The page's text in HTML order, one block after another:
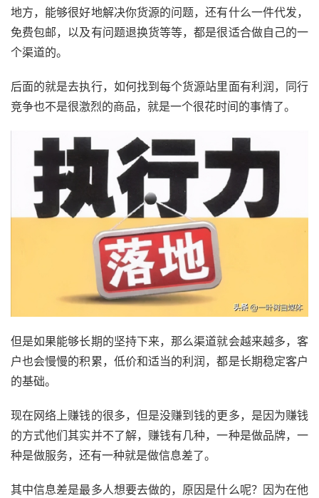
地方，能够很好地解决你货源的问题，还有什么一件代发，
免费包邮，以及有问题退换货等等，都是很适合做自己的一
个渠道的。
后面的就是去执行，如何找到每个货源站里面有利润，同行
竞争也不是很激烈的商品，就是一个很花时间的事情了。
但是如果能够长期的坚持下来，那么渠道就会越来越多，客
户也会慢慢的积累，低价和适当的利润，都是长期稳定客户
的基础。
现在网络上赚钱的很多，但是没赚到钱的更多，是因为赚钱
的方式他们其实并不了解，赚钱有几种，一种是做品牌，一
种是做服务，还有一种就是做信息差了。
其中信息差是最多人想要去做的，原因是什么呢？因为在他